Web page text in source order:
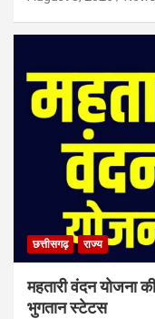
छत्तीसगढ़ राज्य
महतारी वंदन योजना
भुगतान स्टेटस